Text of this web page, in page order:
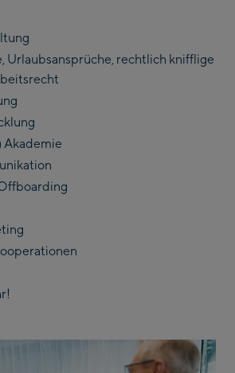
Urlaubsansprüche, rechtlich knifflige
Akademie